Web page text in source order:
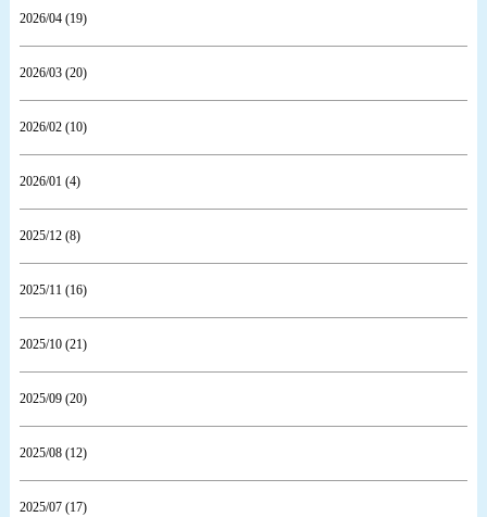
2026/04 (19)
2026/03 (20)
2026/02 (10)
2026/01 (4)
2025/12 (8)
2025/11 (16)
2025/10 (21)
2025/09 (20)
2025/08 (12)
2025/07 (17)